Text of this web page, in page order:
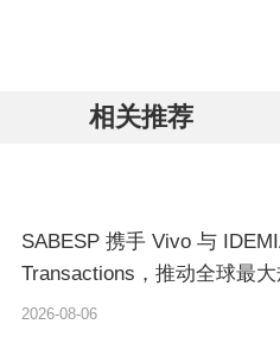
相关推荐
SABESP 携手 Vivo 与
Transactions，推动全球最
巴西实现更安全、更可持续
2026-08-06